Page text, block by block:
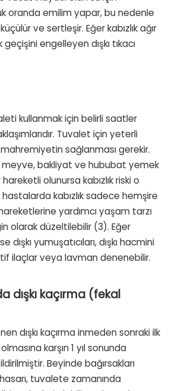
oranda emilim yapar, bu nedenle
ve sertleşir. Eğer kabızlık ağır
engelleyen dışkı tıkacı
kullanmak için belirli saatler
Tuvalet için yeterli
sağlanması gerekir.
meyve, bakliyat ve hububat yemek
olunursa kabızlık riski o
kabızlık sadece hemşire
yardımcı yaşam tarzı
olarak düzeltilebilir (3). Eğer
dışkı yumuşatıcıları, dışkı hacmini
ilaçlar veya lavman denenebilir.
dışkı kaçırma (fekal
dışkı kaçırma inmeden sonraki ilk
karşın 1 yıl sonunda
Beyinde bağırsakları
tuvalete zamanında